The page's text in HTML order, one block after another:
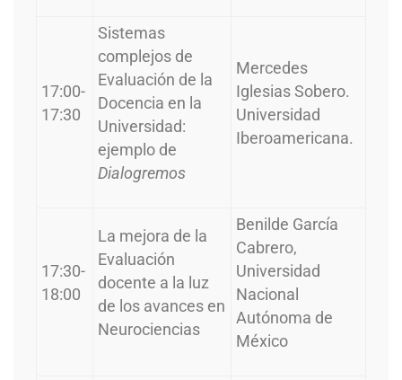
17:00-
17:30
Sistemas
complejos de
Evaluación de la
Docencia en la
Universidad:
ejemplo de
Dialogremos
Mercedes
Iglesias Sobero.
Universidad
Iberoamericana.
17:30-
18:00
La mejora de la
Evaluación
docente a la luz
de los avances en
Neurociencias
Benilde García
Cabrero,
Universidad
Nacional
Autónoma de
México